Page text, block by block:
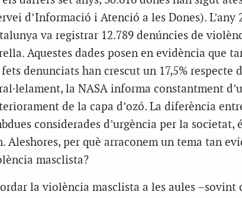
d’Informació i Atenció a les Dones). L’any
va registrar 12.789 denúncies de
Aquestes dades posen en evidència que
denunciats han crescut un 17,5% respecte
la NASA informa constantment
de la capa d’ozó. La diferència
considerades d’urgència per la societat,
Aleshores, per què arraconem un tema tan
masclista?
la violència masclista a les aules